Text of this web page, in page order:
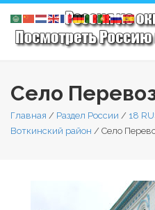
Село
Главная / Раздел России / 18
Воткинский район / Село